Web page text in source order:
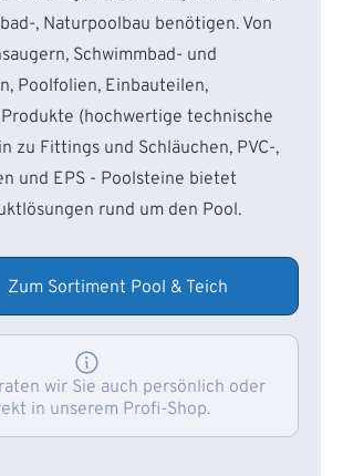
, Naturpoolbau benötigen. Von
Schwimmbad- und
Poolfolien, Einbauteilen,
(hochwertige technische
zu Fittings und Schläuchen, PVC-,
und EPS - Poolsteine bietet
rund um den Pool.
Zum Sortiment Pool & Teich
wir Sie auch persönlich oder
in unserem Profi-Shop.